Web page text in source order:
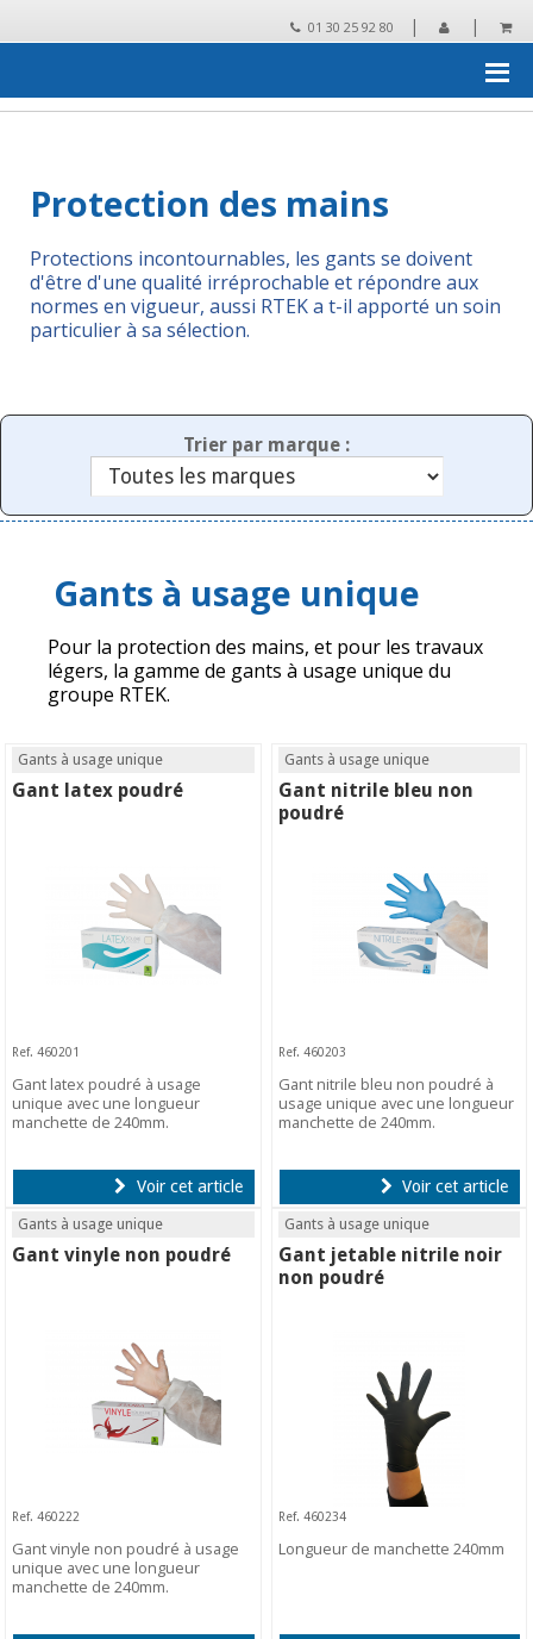
01 30 25 92 80 | |
Protection
Protection des mains
Protections incontournables, les gants se doivent
d'être d'une qualité irréprochable et répondre aux
normes en vigueur, aussi RTEK a t-il apporté un soin
particulier à sa sélection.
Trier par marque :
Gants à usage unique
Pour la protection des mains, et pour les travaux
légers, la gamme de gants à usage unique du
groupe RTEK.
Gants à usage unique
Gant latex poudré
Ref. 460201
Gant latex poudré à usage
unique avec une longueur
manchette de 240mm.
Voir cet article
Gants à usage unique
Gant nitrile bleu non
poudré
Ref. 460203
Gant nitrile bleu non poudré à
usage unique avec une longueur
manchette de 240mm.
Voir cet article
Gants à usage unique
Gant vinyle non poudré
Ref. 460222
Gant vinyle non poudré à usage
unique avec une longueur
manchette de 240mm.
Gants à usage unique
Gant jetable nitrile noir
non poudré
Ref. 460234
Longueur de manchette 240mm